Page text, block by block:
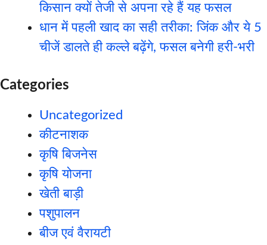
किसान क्यों तेजी से अपना रहे हैं यह फसल
धान में पहली खाद का सही तरीका: जिंक और ये 5
चीजें डालते ही कल्ले बढ़ेंगे, फसल बनेगी हरी-भरी
Categories
Uncategorized
कीटनाशक
कृषि बिजनेस
कृषि योजना
खेती बाड़ी
पशुपालन
बीज एवं वैरायटी